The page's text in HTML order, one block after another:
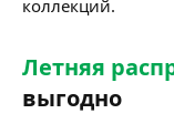
коллекций.
Летняя
выгодно​